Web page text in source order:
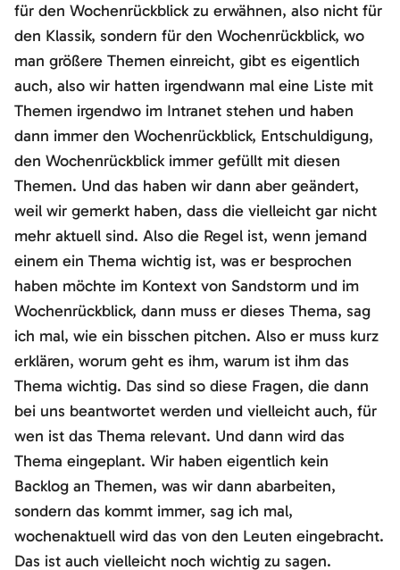
für den Wochenrückblick zu erwähnen, also nicht für
den Klassik, sondern für den Wochenrückblick, wo
man größere Themen einreicht, gibt es eigentlich
auch, also wir hatten irgendwann mal eine Liste mit
Themen irgendwo im Intranet stehen und haben
dann immer den Wochenrückblick, Entschuldigung,
den Wochenrückblick immer gefüllt mit diesen
Themen. Und das haben wir dann aber geändert,
weil wir gemerkt haben, dass die vielleicht gar nicht
mehr aktuell sind. Also die Regel ist, wenn jemand
einem ein Thema wichtig ist, was er besprochen
haben möchte im Kontext von Sandstorm und im
Wochenrückblick, dann muss er dieses Thema, sag
ich mal, wie ein bisschen pitchen. Also er muss kurz
erklären, worum geht es ihm, warum ist ihm das
Thema wichtig. Das sind so diese Fragen, die dann
bei uns beantwortet werden und vielleicht auch, für
wen ist das Thema relevant. Und dann wird das
Thema eingeplant. Wir haben eigentlich kein
Backlog an Themen, was wir dann abarbeiten,
sondern das kommt immer, sag ich mal,
wochenaktuell wird das von den Leuten eingebracht.
Das ist auch vielleicht noch wichtig zu sagen.